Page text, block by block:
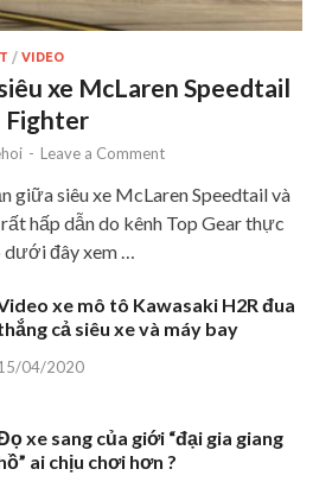
/ VIDEO
xe McLaren Speedtail
Fighter
- Leave a Comment
giữa siêu xe McLaren Speedtail và
hấp dẫn do kênh Top Gear thực
dưới đây xem …
xe mô tô Kawasaki H2R đua
cả siêu xe và máy bay
04/2020
xe sang của giới “đại gia giang
ai chịu chơi hơn ?